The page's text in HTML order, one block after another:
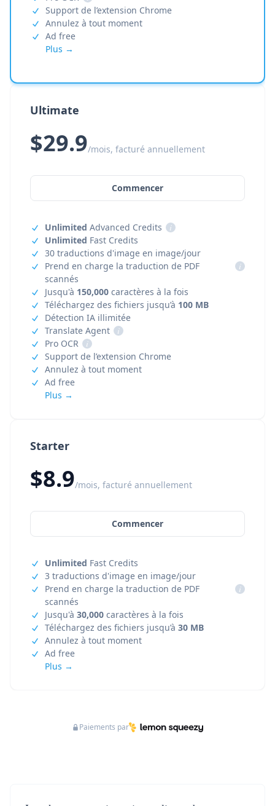
Starter
$8.9/mois, facturé annuellement
Commencer
Unlimited Fast Credits
3 traductions d'image en image/jour
Prend en charge la traduction de PDF
scannés
i
Jusqu'à 30,000 caractères à la fois
Téléchargez des fichiers jusqu’à 30 MB
Annulez à tout moment
Ad free
Plus →
Support de l’extension Chrome
Annulez à tout moment
Ad free
Plus →
Ultimate
$29.9/mois, facturé annuellement
Commencer
Unlimited Advanced Credits
i
Unlimited Fast Credits
30 traductions d'image en image/jour
Prend en charge la traduction de PDF
scannés
i
Jusqu'à 150,000 caractères à la fois
Téléchargez des fichiers jusqu’à 100 MB
Détection IA illimitée
Translate Agent
i
Pro OCR
i
Support de l’extension Chrome
Annulez à tout moment
Ad free
Plus →
Paiements par